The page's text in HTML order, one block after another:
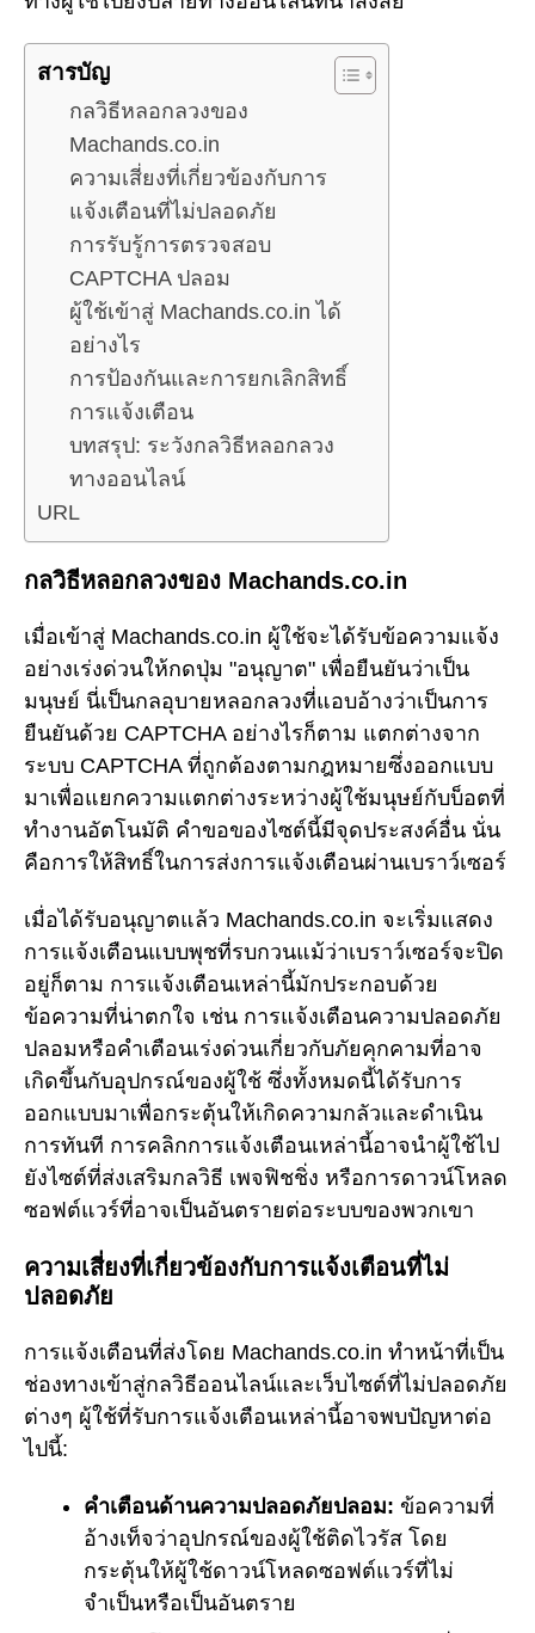
สารบัญ
กลวิธีหลอกลวงของ
Machands.co.in
ความเสี่ยงที่เกี่ยวข้องกับการ
แจ้งเตือนที่ไม่ปลอดภัย
การรับรู้การตรวจสอบ
CAPTCHA ปลอม
ผู้ใช้เข้าสู่ Machands.co.in ได้
อย่างไร
การป้องกันและการยกเลิกสิทธิ์
การแจ้งเตือน
บทสรุป: ระวังกลวิธีหลอกลวง
ทางออนไลน์
URL
กลวิธีหลอกลวงของ Machands.co.in
เมื่อเข้าสู่ Machands.co.in ผู้ใช้จะได้รับข้อความแจ้ง
อย่างเร่งด่วนให้กดปุ่ม "อนุญาต" เพื่อยืนยันว่าเป็น
มนุษย์ นี่เป็นกลอุบายหลอกลวงที่แอบอ้างว่าเป็นการ
ยืนยันด้วย CAPTCHA อย่างไรก็ตาม แตกต่างจาก
ระบบ CAPTCHA ที่ถูกต้องตามกฎหมายซึ่งออกแบบ
มาเพื่อแยกความแตกต่างระหว่างผู้ใช้มนุษย์กับบ็อตที่
ทำงานอัตโนมัติ คำขอของไซต์นี้มีจุดประสงค์อื่น นั่น
คือการให้สิทธิ์ในการส่งการแจ้งเตือนผ่านเบราว์เซอร์
เมื่อได้รับอนุญาตแล้ว Machands.co.in จะเริ่มแสดง
การแจ้งเตือนแบบพุชที่รบกวนแม้ว่าเบราว์เซอร์จะปิด
อยู่ก็ตาม การแจ้งเตือนเหล่านี้มักประกอบด้วย
ข้อความที่น่าตกใจ เช่น การแจ้งเตือนความปลอดภัย
ปลอมหรือคำเตือนเร่งด่วนเกี่ยวกับภัยคุกคามที่อาจ
เกิดขึ้นกับอุปกรณ์ของผู้ใช้ ซึ่งทั้งหมดนี้ได้รับการ
ออกแบบมาเพื่อกระตุ้นให้เกิดความกลัวและดำเนิน
การทันที การคลิกการแจ้งเตือนเหล่านี้อาจนำผู้ใช้ไป
ยังไซต์ที่ส่งเสริมกลวิธี เพจฟิชชิ่ง หรือการดาวน์โหลด
ซอฟต์แวร์ที่อาจเป็นอันตรายต่อระบบของพวกเขา
ความเสี่ยงที่เกี่ยวข้องกับการแจ้งเตือนที่ไม่
ปลอดภัย
การแจ้งเตือนที่ส่งโดย Machands.co.in ทำหน้าที่เป็น
ช่องทางเข้าสู่กลวิธีออนไลน์และเว็บไซต์ที่ไม่ปลอดภัย
ต่างๆ ผู้ใช้ที่รับการแจ้งเตือนเหล่านี้อาจพบปัญหาต่อ
ไปนี้:
คำเตือนด้านความปลอดภัยปลอม: ข้อความที่
อ้างเท็จว่าอุปกรณ์ของผู้ใช้ติดไวรัส โดย
กระตุ้นให้ผู้ใช้ดาวน์โหลดซอฟต์แวร์ที่ไม่
จำเป็นหรือเป็นอันตราย